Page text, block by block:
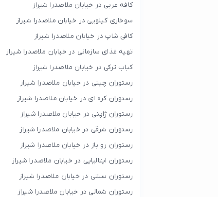
کافه عربی در خیابان ملاصدرا شیراز
سوخاری کیلویی در خیابان ملاصدرا شیراز
کافی شاپ در خیابان ملاصدرا شیراز
تهیه غذای سازمانی در خیابان ملاصدرا شیراز
کباب ترکی در خیابان ملاصدرا شیراز
رستوران چینی در خیابان ملاصدرا شیراز
رستوران کره ای در خیابان ملاصدرا شیراز
رستوران ژاپنی در خیابان ملاصدرا شیراز
رستوران شرقی در خیابان ملاصدرا شیراز
رستوران رو باز در خیابان ملاصدرا شیراز
رستوران ایتالیایی در خیابان ملاصدرا شیراز
رستوران سنتی در خیابان ملاصدرا شیراز
رستوران شمالی در خیابان ملاصدرا شیراز